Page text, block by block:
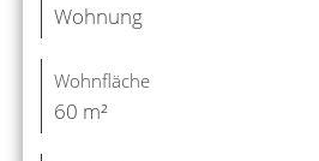
Wohnung
Wohnfläche
60 m²